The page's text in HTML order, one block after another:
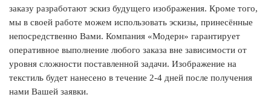
заказу разработают эскиз будущего изображения. Кроме того,
мы в своей работе можем использовать эскизы, принесённые
непосредственно Вами. Компания «Модерн» гарантирует
оперативное выполнение любого заказа вне зависимости от
уровня сложности поставленной задачи. Изображение на
текстиль будет нанесено в течение 2-4 дней после получения
нами Вашей заявки.